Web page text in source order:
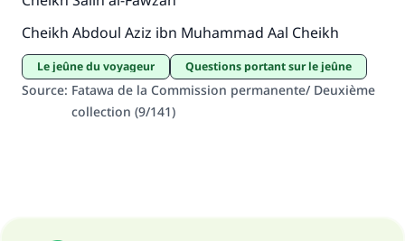
Cheikh Abdoul Aziz ibn Muhammad Aal Cheikh
Le jeûne du voyageur Questions portant sur le jeûne
Source: Fatawa de la Commission permanente/ Deuxième
collection (9/141)